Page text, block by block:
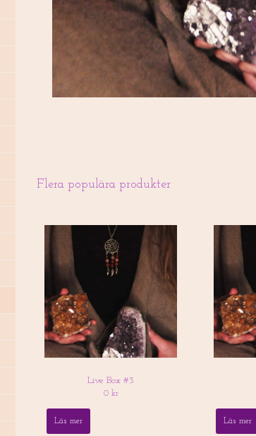
Flera populära produkter
Live Box #3
0 kr
Läs mer Läs mer